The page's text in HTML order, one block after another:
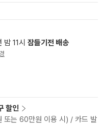
11시 잠들기전 배송
할인
또는 60만원 이용 시) / 카드 발